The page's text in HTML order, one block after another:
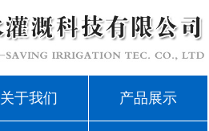
关于我们 产品展示